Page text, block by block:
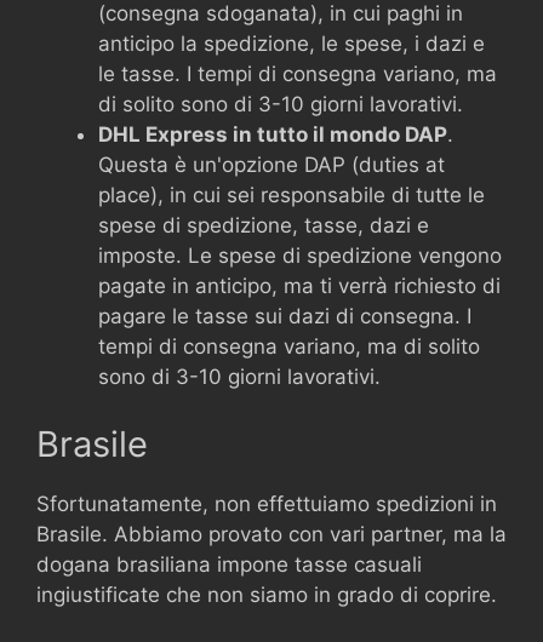
(consegna sdoganata), in cui paghi in
anticipo la spedizione, le spese, i dazi e
le tasse. I tempi di consegna variano, ma
di solito sono di 3-10 giorni lavorativi.
DHL Express in tutto il mondo DAP.
Questa è un'opzione DAP (duties at
place), in cui sei responsabile di tutte le
spese di spedizione, tasse, dazi e
imposte. Le spese di spedizione vengono
pagate in anticipo, ma ti verrà richiesto di
pagare le tasse sui dazi di consegna. I
tempi di consegna variano, ma di solito
sono di 3-10 giorni lavorativi.
Brasile
Sfortunatamente, non effettuiamo spedizioni in
Brasile. Abbiamo provato con vari partner, ma la
dogana brasiliana impone tasse casuali
ingiustificate che non siamo in grado di coprire.